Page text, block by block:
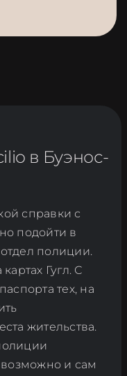
в Буэнос-
справки с
подойти в
полиции.
Гугл. С
тех, на
жительства.
возможно и сам